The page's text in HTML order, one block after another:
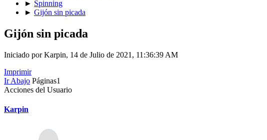
► Spinning
► Gijón sin picada
Gijón sin picada
Iniciado por Karpin, 14 de Julio de 2021, 11:36:39 AM
Imprimir
Ir Abajo Páginas1
Acciones del Usuario
Karpin